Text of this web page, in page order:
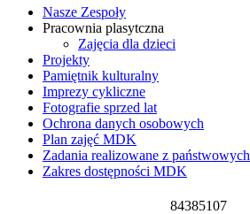
Nasze Zespoły
Pracownia plasytczna
Zajęcia dla dzieci
Projekty
Pamiętnik kulturalny
Imprezy cykliczne
Fotografie sprzed lat
Ochrona danych osobowych
Plan zajęć MDK
Zadania realizowane z
Zakres dostępności MDK
84385107